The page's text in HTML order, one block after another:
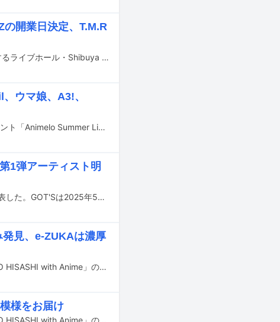
開業日決定、T.M.R
バンダイナムコミュージックライブの子会社、バンダイナムコベースが運営するライブホール・Shibuya LOVEZの開業日が6月27日に決定。これを記念してオープニングシリーズが6月から7月にかけて実施される。
ウマ娘、A3!、
7月10日から12日にかけて千葉・幕張メッセで開催されるアニソンライブイベント「Animelo Summer Live 2026 -Messenger-」の出演アーティスト第1弾が発表された。
1弾アーティスト明
FLOWのベーシスト・GOT'Sが、今年3月よりライブ活動に復帰することを発表した。GOT'Sは2025年5月に胸部大動脈解離と診断され、ライブを欠席していた。
見、e-ZUKAは濃厚
HISASHI（GLAY）がナビゲーターを務めるAT-DXのレギュラー番組「STUDIO HISASHI with Anime」の最新回に、GRANRODEOがゲスト出演している。
様をお届け
HISASHI（GLAY）がナビゲーターを務めるAT-DXのレギュラー番組「STUDIO HISASHI with Anime」の最新回にて、FLOW主催のアニソンロックフェス「FLOW THE FESTIVAL 2025」の模様が紹介されている。